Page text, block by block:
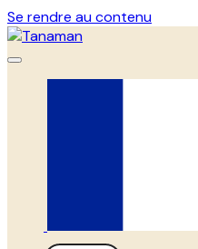
Se rendre au contenu